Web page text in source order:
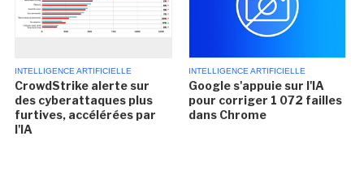
INTELLIGENCE ARTIFICIELLE
CrowdStrike alerte sur
des cyberattaques plus
furtives, accélérées par
l'IA
INTELLIGENCE ARTIFICIELLE
Google s'appuie sur l'IA
pour corriger 1 072 failles
dans Chrome